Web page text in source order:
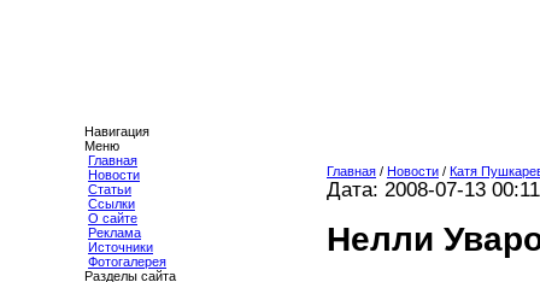
Навигация
Меню
Главная
Новости
Статьи
Ссылки
О сайте
Реклама
Источники
Фотогалерея
Разделы сайта
Главная / Новости / Катя
Дата: 2008-07-13 00:11
Нелли